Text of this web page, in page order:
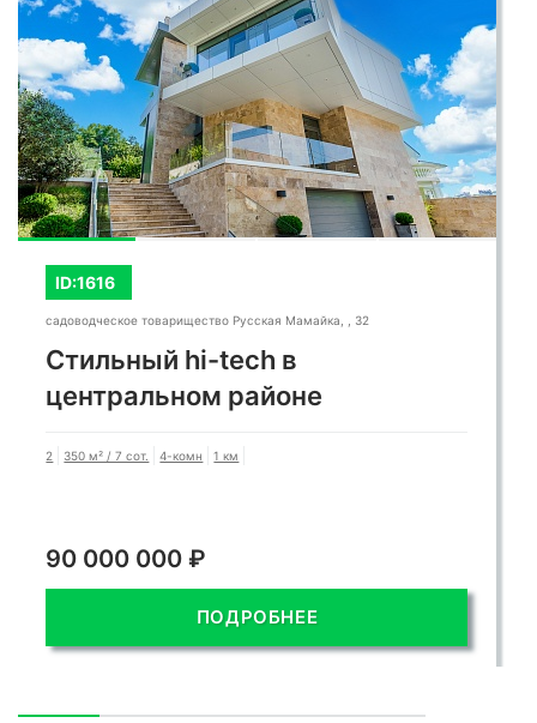
ID:1616
садоводческое товарищество Русская Мамайка, , 32
Стильный hi-tech в
центральном районе
2 350 м² / 7 сот. 4-комн 1 км
90 000 000 ₽
ПОДРОБНЕЕ